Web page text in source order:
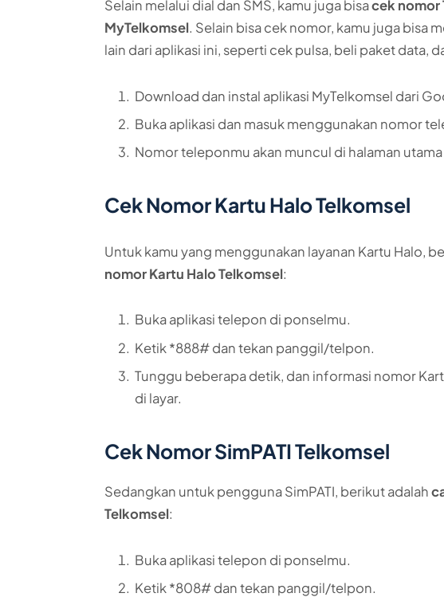
Selain melalui dial dan SMS, kamu juga bisacek nomor
MyTelkomsel. Selain bisa cek nomor, kamu juga bisa
lain dari aplikasi ini, seperti cek pulsa, beli paket data,
Download dan instal aplikasi MyTelkomsel dari
Buka aplikasi dan masuk menggunakan nomor
Nomor teleponmu akan muncul di halaman utama
Cek Nomor Kartu Halo Telkomsel
Untuk kamu yang menggunakan layanan Kartu Halo,
nomor Kartu Halo Telkomsel:
Buka aplikasi telepon di ponselmu.
Ketik *888# dan tekan panggil/telpon.
Tunggu beberapa detik, dan informasi nomor
di layar.
Cek Nomor SimPATI Telkomsel
Sedangkan untuk pengguna SimPATI, berikut adalah
Telkomsel:
Buka aplikasi telepon di ponselmu.
Ketik *808# dan tekan panggil/telpon.